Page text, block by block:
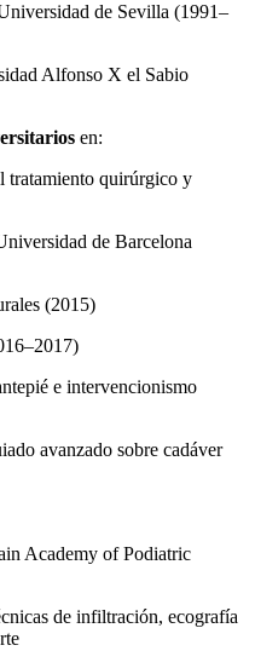
de Sevilla (1991–
Alfonso X el Sabio
en:
tratamiento quirúrgico y
de Barcelona
(2015)
e intervencionismo
avanzado sobre cadáver
Academy of Podiatric
de infiltración, ecografía